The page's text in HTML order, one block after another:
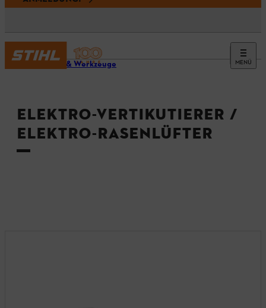
MENÜ
Geräte & Werkzeuge
ELEKTRO-VERTIKUTIERER /
ELEKTRO-RASENLÜFTER